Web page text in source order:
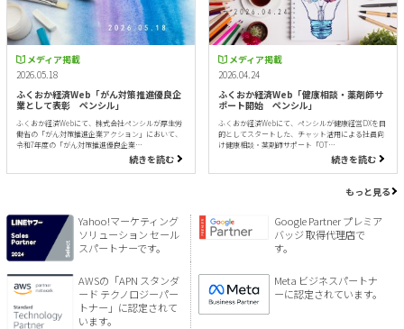
メディア掲載
2026.05.18
ふくおか経済Web「がん対策推進優良企
業として表彰 ペンシル」
ふくおか経済Webにて、株式会社ペンシルが厚生労
働省の「がん対策推進企業アクション」において、
令和7年度の「がん対策推進優良企業…
続きを読む
メディア掲載
2026.04.24
ふくおか経済Web「健康相談・薬剤師サ
ポート開始 ペンシル」
ふくおか経済Webにて、ペンシルが健康経営DXを目
的としてスタートした、チャット活用による社員向
け健康相談・薬剤師サポート「OT…
続きを読む
もっと見る
Yahoo!マーケティング
ソリューション セール
スパートナーです。
Google Partner プレミア
バッジ 取得代理店で
す。
AWSの「APN スタンダ
ード テクノロジーパー
トナー」に認定されて
います。
Meta ビジネスパートナ
ーに認定されています。